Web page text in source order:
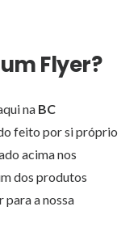
Flyer?
na BC
feito por si próprio
acima nos
dos produtos
para a nossa